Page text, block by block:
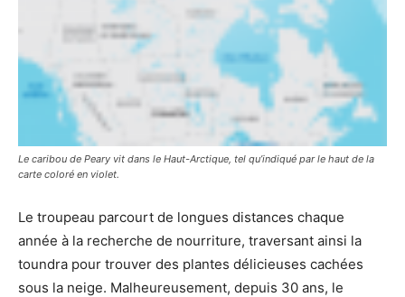
Le caribou de Peary vit dans le Haut-Arctique, tel qu’indiqué par le haut de la
carte coloré en violet.
Le troupeau parcourt de longues distances chaque
année à la recherche de nourriture, traversant ainsi la
toundra pour trouver des plantes délicieuses cachées
sous la neige. Malheureusement, depuis 30 ans, le